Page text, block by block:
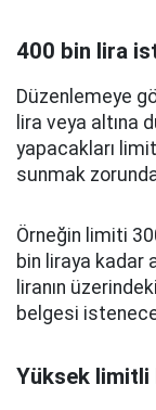
400 bin lira
Düzenlemeye
lira veya altına
yapacakları
sunmak
Örneğin limiti
bin liraya kadar
liranın
belgesi
Yüksek